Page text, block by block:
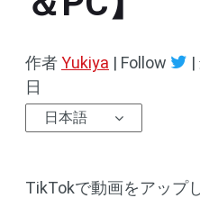
作者Yukiya | Follow |
日
日本語
TikTokで動画をアップ